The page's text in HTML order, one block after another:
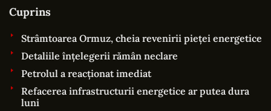
Cuprins
Strâmtoarea Ormuz, cheia revenirii pieței energetice
Detaliile înțelegerii rămân neclare
Petrolul a reacționat imediat
Refacerea infrastructurii energetice ar putea dura
luni